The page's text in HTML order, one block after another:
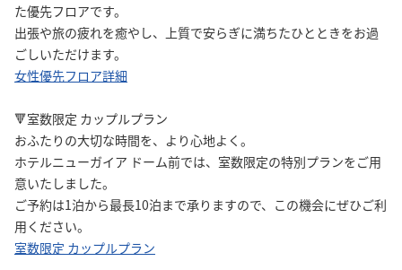
た優先フロアです。
出張や旅の疲れを癒やし、上質で安らぎに満ちたひとときをお過
ごしいただけます。
女性優先フロア詳細
🔻室数限定 カップルプラン
おふたりの大切な時間を、より心地よく。
ホテルニューガイア ドーム前では、室数限定の特別プランをご用
意いたしました。
ご予約は1泊から最長10泊まで承りますので、この機会にぜひご利
用ください。
室数限定 カップルプラン